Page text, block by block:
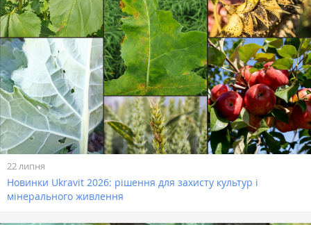
22 липня
Новинки Ukravit 2026: рішення для захисту культур і
мінерального живлення